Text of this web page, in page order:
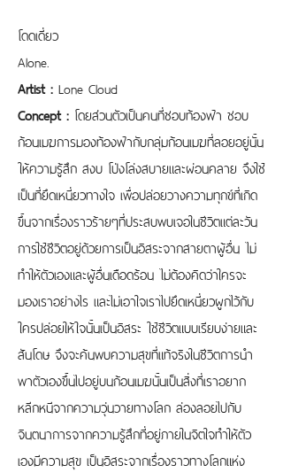
โดดเดี่ยว
Alone.
Artist : Lone Cloud
Concept : โดยส่วนตัวเป็นคนที่ชอบท้องฟ้า ชอบ
ก้อนเมฆการมองท้องฟ้ากับกลุ่มก้อนเมฆที่ลอยอยู่นั้น
ให้ความรู้สึก สงบ โป่งโล่งสบายและผ่อนคลาย จึงใช้
เป็นที่ยึดเหนี่ยวทางใจ เพื่อปล่อยวางความทุกข์ที่เกิด
ขึ้นจากเรื่องราวร้ายๆที่ประสบพบเจอในชีวิตแต่ละวัน
การใช้ชีวิตอยู่ด้วยการเป็นอิสระจากสายตาผู้อื่น ไม่
ทำให้ตัวเองและผู้อื่นเดือดร้อน ไม่ต้องคิดว่าใครจะ
มองเราอย่างไร และไม่เอาใจเราไปยึดเหนี่ยวผูกไว้กับ
ใครปล่อยให้ใจนั้นเป็นอิสระ ใช้ชีวิตแบบเรียบง่ายและ
สันโดษ จึงจะค้นพบความสุขที่แท้จริงในชีวิตการนำ
พาตัวเองขึ้นไปอยู่บนก้อนเมฆนั้นเป็นสิ่งที่เราอยาก
หลีกหนีจากความวุ่นวายทางโลก ล่องลอยไปกับ
จินตนาการจากความรู้สึกที่อยู่ภายในจิตใจทำให้ตัว
เองมีความสุข เป็นอิสระจากเรื่องราวทางโลกแห่ง